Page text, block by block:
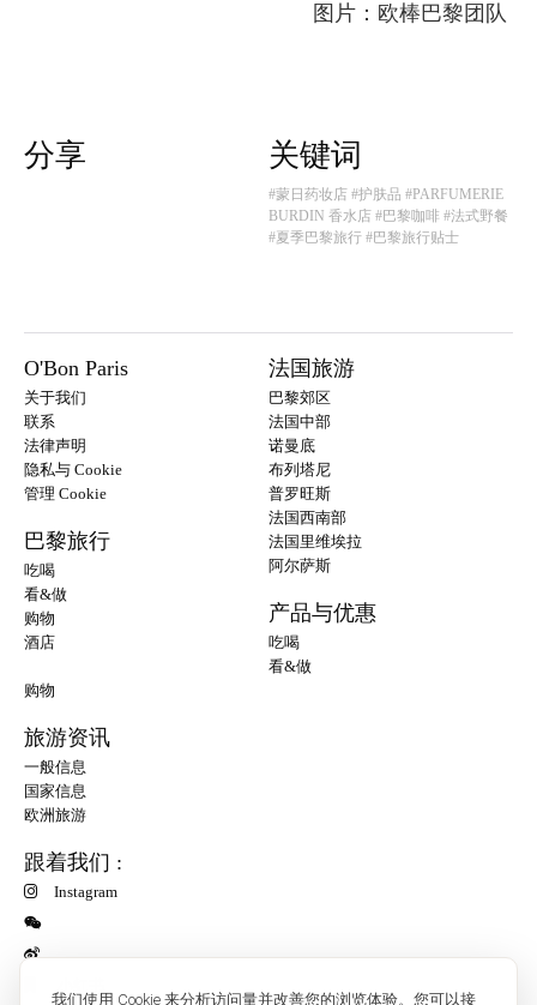
我们使用 Cookie 来分析访问量并改善您的浏览体验。您可以接
图片：欧棒巴黎团队
分享 关键词
#蒙日药妆店 #护肤品 #PARFUMERIE
BURDIN 香水店 #巴黎咖啡 #法式野餐
#夏季巴黎旅行 #巴黎旅行贴士
O'Bon Paris
关于我们
联系
法律声明
隐私与 Cookie
管理 Cookie
巴黎旅行
吃喝
看&做
购物
酒店
法国旅游
巴黎郊区
法国中部
诺曼底
布列塔尼
普罗旺斯
法国西南部
法国里维埃拉
阿尔萨斯
产品与优惠
吃喝
看&做
购物
旅游资讯
一般信息
国家信息
欧洲旅游
跟着我们 :
Instagram